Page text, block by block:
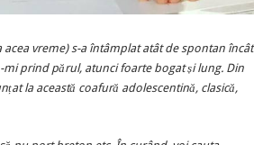
vreme) s-a întâmplat atât de spontan încât
mi prind părul, atunci foarte bogat și lung. Din
la această coafură adolescentină, clasică,